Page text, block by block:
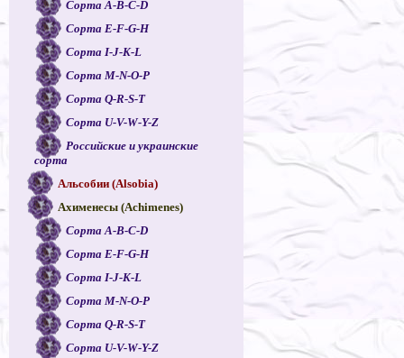
Сорта A-B-C-D
Сорта E-F-G-H
Сорта I-J-K-L
Сорта M-N-O-P
Сорта Q-R-S-T
Сорта U-V-W-Y-Z
Российские и украинские
сорта
Альсобии (Alsobia)
Ахименесы (Achimenes)
Сорта A-B-C-D
Сорта E-F-G-H
Сорта I-J-K-L
Сорта M-N-O-P
Сорта Q-R-S-T
Сорта U-V-W-Y-Z